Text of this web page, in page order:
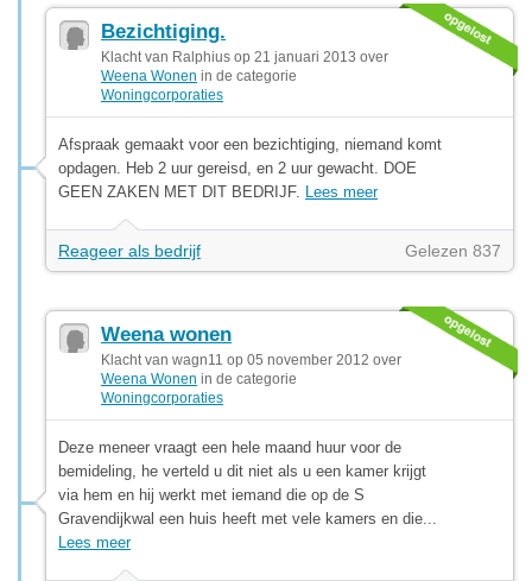
Bezichtiging.
Klacht van Ralphius op 21 januari 2013 over
Weena Wonen in de categorie
Woningcorporaties
Afspraak gemaakt voor een bezichtiging, niemand komt
opdagen. Heb 2 uur gereisd, en 2 uur gewacht. DOE
GEEN ZAKEN MET DIT BEDRIJF. Lees meer
Reageer als bedrijf Gelezen 837
Weena wonen
Klacht van wagn11 op 05 november 2012 over
Weena Wonen in de categorie
Woningcorporaties
Deze meneer vraagt een hele maand huur voor de
bemideling, he verteld u dit niet als u een kamer krijgt
via hem en hij werkt met iemand die op de S
Gravendijkwal een huis heeft met vele kamers en die...
Lees meer